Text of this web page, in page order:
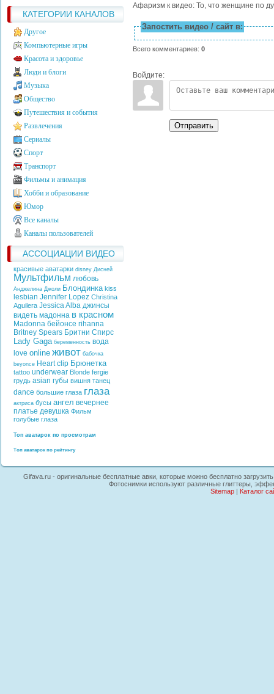
КАТЕГОРИИ КАНАЛОВ
Другое
Компьютерные игры
Красота и здоровье
Люди и блоги
Музыка
Общество
Путешествия и события
Развлечения
Сериалы
Спорт
Транспорт
Фильмы и анимация
Хобби и образование
Юмор
Все каналы
Каналы пользователей
АССОЦИАЦИИ ВИДЕО
красивые аватарки disney Дисней
Мультфильм любовь
Анджелина Джоли Блондинка kiss
lesbian Jennifer Lopez Christina
Aguilera Jessica Alba джинсы
видеть мадонна в красном
Madonna бейонсе rihanna
Britney Spears Бритни Спирс
Lady Gaga беременность вода
love online живот бабочка
beyonce Heart clip Брюнетка
tattoo underwear Blonde fergie
грудь asian губы вишня танец
dance большие глаза глаза
актриса бусы ангел вечернее
платье девушка Фильм
голубые глаза
Топ аватарок по просмотрам
Топ аватарок по рейтингу
Афаризм к видео: То, что женщине по
Запостить видео / сайт в:
Всего комментариев: 0
Войдите:
Отправить
Gifava.ru - оригинальные бесплатные авки, которые можно бесплатно
Фотоснимки используют различные глиттеры,
Sitemap| Каталог